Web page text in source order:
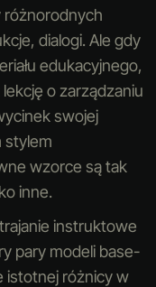
różnorodnych
dialogi. Ale gdy
edukacyjnego,
o zarządzaniu
swojej
stylem
wzorce są tak
inne.
instruktowe
pary modeli base-
istotnej różnicy w